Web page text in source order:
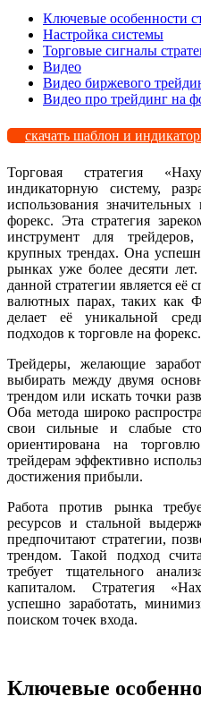
Ключевые особенности
Настройка системы
Торговые сигналы
Видео
Видео биржевого
Видео про трейдинг на
скачать шаблон и
Торговая стратегия
индикаторную систему,
использования
форекс. Эта стратегия
инструмент для
крупных трендах. Она
рынках уже более десяти
данной стратегии является её
валютных парах, таких как
делает её уникальной
подходов к торговле на форекс.
Трейдеры, желающие
выбирать между двумя
трендом или искать точки
Оба метода широко
свои сильные и слабые
ориентирована на
трейдерам эффективно
достижения прибыли.
Работа против рынка
ресурсов и стальной
предпочитают стратегии,
трендом. Такой подход
требует тщательного
капиталом. Стратегия
успешно заработать,
поиском точек входа.
Ключевые